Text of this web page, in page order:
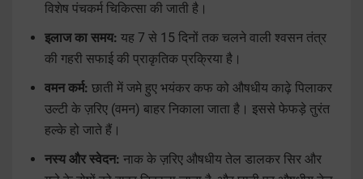
विशेष पंचकर्म चिकित्सा की जाती है।
इलाज का समय: यह 7 से 15 दिनों तक चलने वाली श्वसन तंत्र
की गहरी सफाई की प्राकृतिक प्रक्रिया है।
वमन कर्म: छाती में जमे हुए भयंकर कफ को औषधीय काढ़े पिलाकर
उल्टी के ज़रिए (वमन) बाहर निकाला जाता है। इससे फेफड़े तुरंत
हल्के हो जाते हैं।
नस्य और स्वेदन: नाक के ज़रिए औषधीय तेल डालकर सिर और